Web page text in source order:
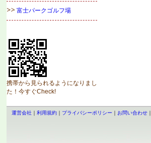
富士パークゴルフ場
携帯から見られるようになりまし
た！今すぐCheck!
運営会社｜ 利用規約｜ プライバシーポリシー ｜ お問い合わせ｜